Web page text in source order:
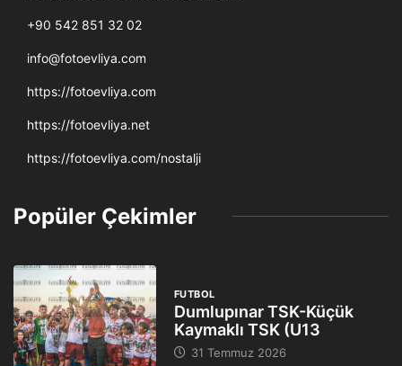
+90 542 851 32 02
info@fotoevliya.com
https://fotoevliya.com
https://fotoevliya.net
https://fotoevliya.com/nostalji
Popüler Çekimler
FUTBOL
Dumlupınar TSK-Küçük
Kaymaklı TSK (U13
31 Temmuz 2026